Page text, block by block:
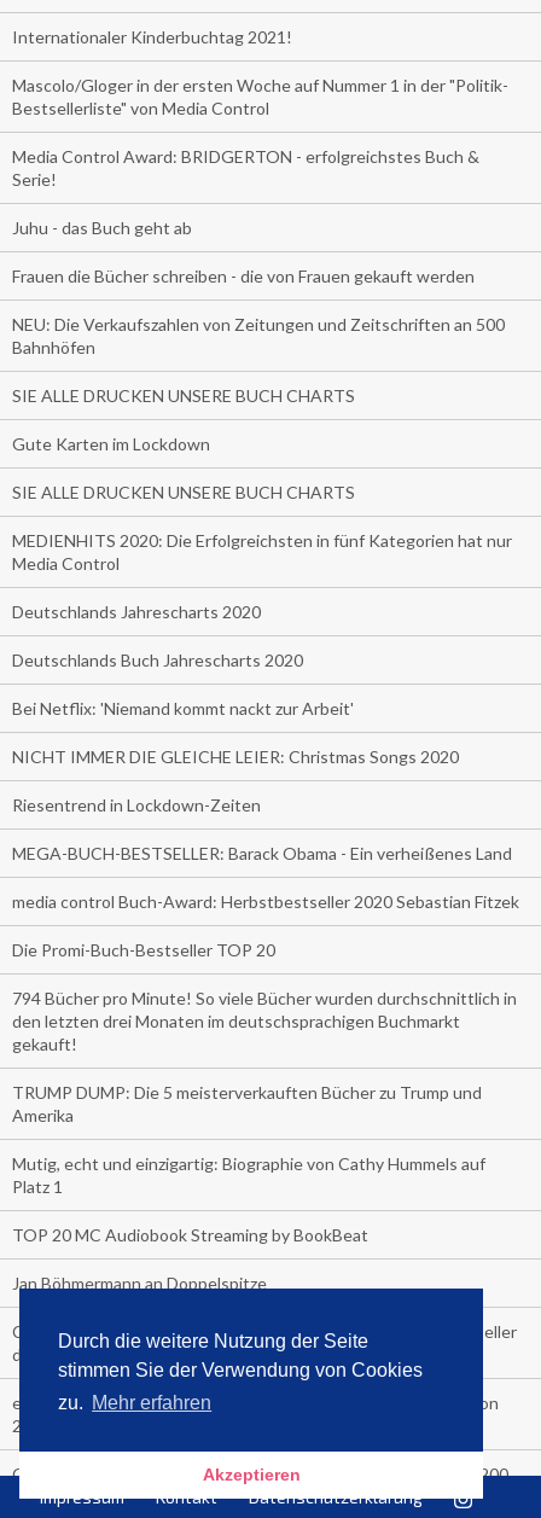
Durch die weitere Nutzung der Seite
stimmen Sie der Verwendung von Cookies
zu. Mehr erfahren
Akzeptieren
Internationaler Kinderbuchtag 2021!
Mascolo/Gloger in der ersten Woche auf Nummer 1 in der "Politik-
Bestsellerliste" von Media Control
Media Control Award: BRIDGERTON - erfolgreichstes Buch &
Serie!
Juhu - das Buch geht ab
Frauen die Bücher schreiben - die von Frauen gekauft werden
NEU: Die Verkaufszahlen von Zeitungen und Zeitschriften an 500
Bahnhöfen
SIE ALLE DRUCKEN UNSERE BUCH CHARTS
Gute Karten im Lockdown
SIE ALLE DRUCKEN UNSERE BUCH CHARTS
MEDIENHITS 2020: Die Erfolgreichsten in fünf Kategorien hat nur
Media Control
Deutschlands Jahrescharts 2020
Deutschlands Buch Jahrescharts 2020
Bei Netflix: 'Niemand kommt nackt zur Arbeit'
NICHT IMMER DIE GLEICHE LEIER: Christmas Songs 2020
Riesentrend in Lockdown-Zeiten
MEGA-BUCH-BESTSELLER: Barack Obama - Ein verheißenes Land
media control Buch-Award: Herbstbestseller 2020 Sebastian Fitzek
Die Promi-Buch-Bestseller TOP 20
794 Bücher pro Minute! So viele Bücher wurden durchschnittlich in
den letzten drei Monaten im deutschsprachigen Buchmarkt
gekauft!
TRUMP DUMP: Die 5 meisterverkauften Bücher zu Trump und
Amerika
Mutig, echt und einzigartig: Biographie von Cathy Hummels auf
Platz 1
TOP 20 MC Audiobook Streaming by BookBeat
Jan Böhmermann an Doppelspitze
Corona Fehlalarm? Media Control hat die 5 Corona-Buch-Bestseller
der letzten 3 Monate hier
eBook-Fan? Media Control hat die 5 meistverkauften Reader von
2020 und die Top 5 der meistgelesenen eBooks
COVER-CHECK: Die Top Ten Verkäufe letzte Woche an über 200
Bahnhofskiosken
Impressum Kontakt Datenschutzerklärung